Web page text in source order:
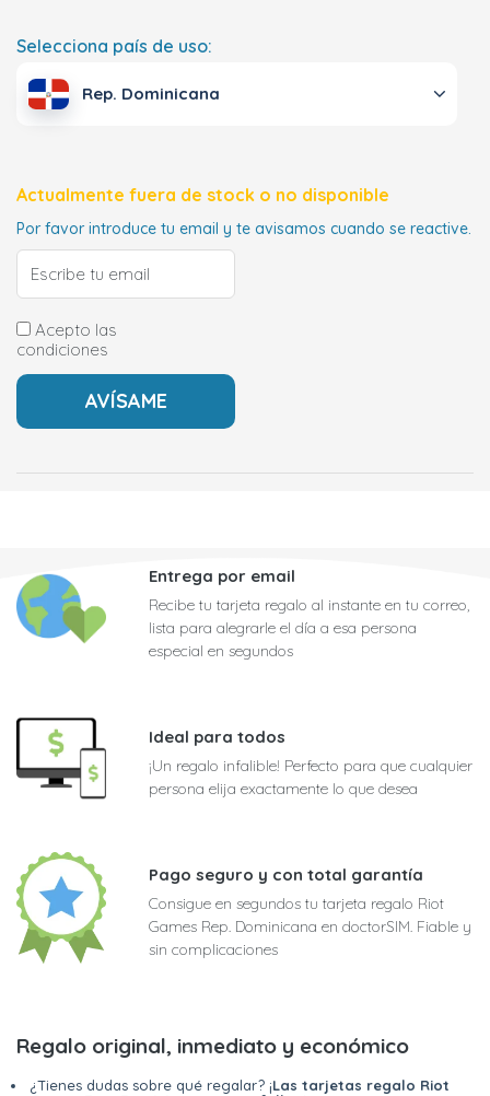
Selecciona país de uso:
Rep. Dominicana
Actualmente fuera de stock o no disponible
Por favor introduce tu email y te avisamos cuando se reactive.
Acepto las
condiciones
Entrega por email
Recibe tu tarjeta regalo al instante en tu correo,
lista para alegrarle el día a esa persona
especial en segundos
Ideal para todos
¡Un regalo infalible! Perfecto para que cualquier
persona elija exactamente lo que desea
Pago seguro y con total garantía
Consigue en segundos tu tarjeta regalo Riot
Games Rep. Dominicana en doctorSIM. Fiable y
sin complicaciones
Regalo original, inmediato y económico
¿Tienes dudas sobre qué regalar? ¡Las tarjetas regalo Riot